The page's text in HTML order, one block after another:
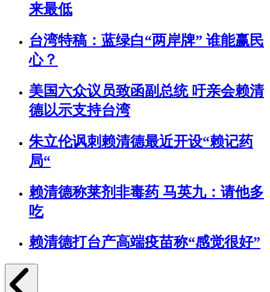
来最低
台湾特稿：蓝绿白“两岸牌” 谁能赢民
心？
美国六众议员致函副总统 吁亲会赖清
德以示支持台湾
朱立伦讽刺赖清德最近开设“赖记药
局“
赖清德称莱剂非毒药 马英九：请他多
吃
赖清德打台产高端疫苗称“感觉很好”